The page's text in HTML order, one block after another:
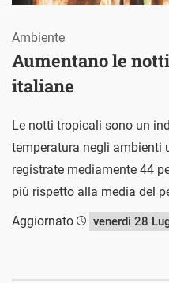
Aumentano le
italiane
Ambiente
Le notti tropicali sono un
temperatura negli ambienti
registrate mediamente 44
più rispetto alla media del
Aggiornato
venerdì 28